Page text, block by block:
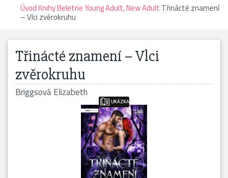
ÚvodKnihyBeletrieYoung Adult, New Adult Třinácté znamení
– Vlci zvěrokruhu
Třinácté znamení – Vlci
zvěrokruhu
Briggsová Elizabeth